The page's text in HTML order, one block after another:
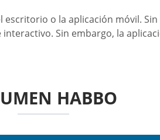
o la aplicación móvil.
Sin embargo, la
HABBO